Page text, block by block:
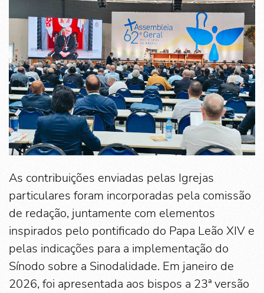
As contribuições enviadas pelas Igrejas
particulares foram incorporadas pela comissão
de redação, juntamente com elementos
inspirados pelo pontificado do Papa Leão XIV e
pelas indicações para a implementação do
Sínodo sobre a Sinodalidade. Em janeiro de
2026, foi apresentada aos bispos a 23ª versão